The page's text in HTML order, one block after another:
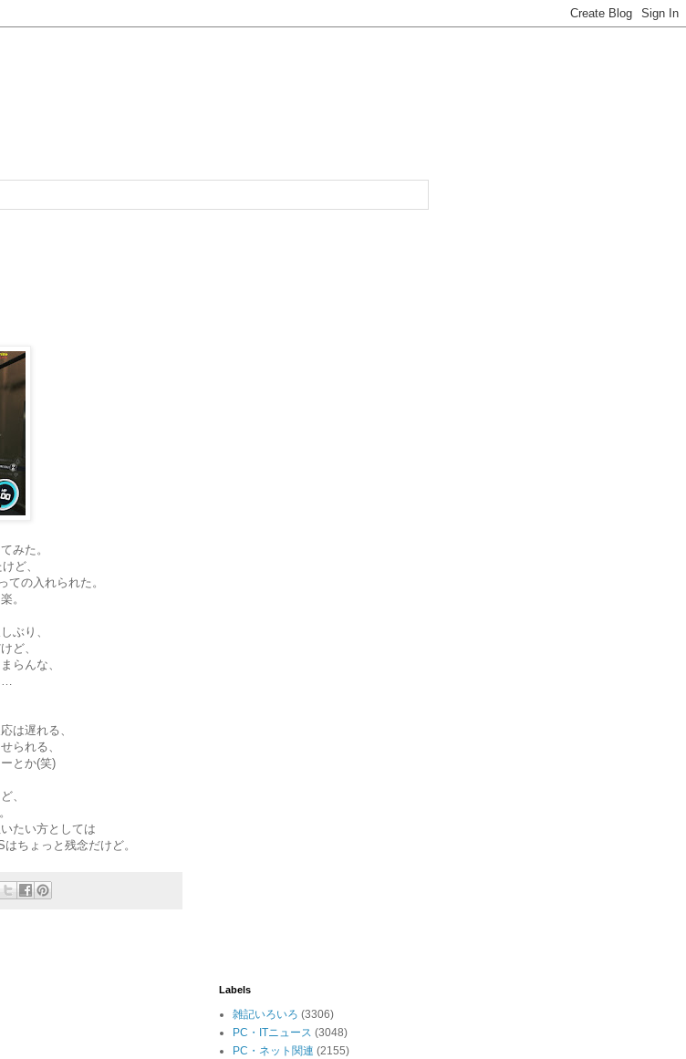
みた。
ど、
ての入れられた。
。
ぶり、
ど、
らんな、
…
は遅れる、
られる、
とか(笑)
、
たい方としては
ちょっと残念だけど。
Labels
雑記いろいろ (3306)
PC・ITニュース (3048)
PC・ネット関連 (2155)